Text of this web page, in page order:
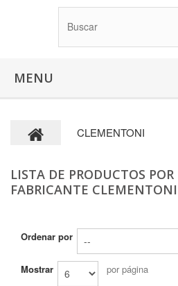
MENU
CLEMENTONI
LISTA DE PRODUCTOS POR
FABRICANTE CLEMENTONI
Ordenar por
Mostrar por página